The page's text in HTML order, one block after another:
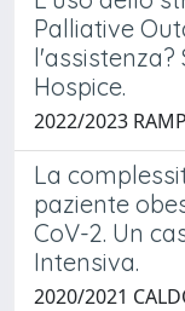
Palliative
l'assistenza?
Hospice.
2022/2023
La
paziente
CoV-2. Un
Intensiva.
2020/2021